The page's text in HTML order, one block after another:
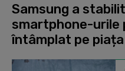
Samsung a
smartphone-urile
întâmplat pe